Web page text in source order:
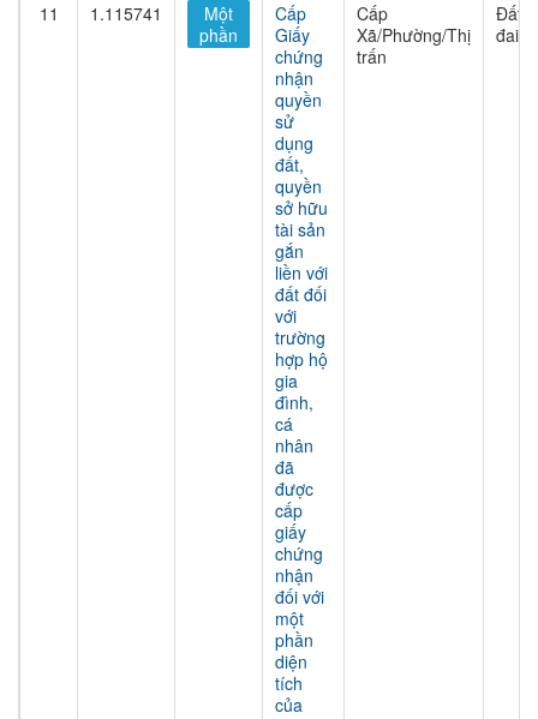
11 1.115741
Một
phần
Cấp
Giấy
chứng
nhận
quyền
sử
dụng
đất,
quyền
sở hữu
tài sản
gắn
liền với
đất đối
với
trường
hợp hộ
gia
đình,
cá
nhân
đã
được
cấp
giấy
chứng
nhận
đối với
một
phần
diện
tích
của
Cấp
Xã/Phường/Thị
trấn
Đất
đai